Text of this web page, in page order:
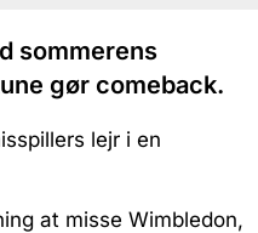
sommerens
gør comeback.
lejr i en
at misse Wimbledon,